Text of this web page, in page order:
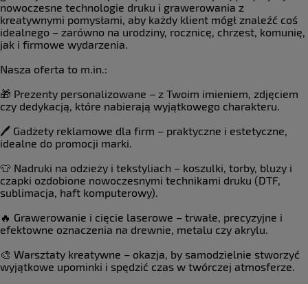
nowoczesne technologie druku i grawerowania z
kreatywnymi pomysłami, aby każdy klient mógł znaleźć coś
idealnego – zarówno na urodziny, rocznicę, chrzest, komunię,
jak i firmowe wydarzenia.
Nasza oferta to m.in.:
🎁 Prezenty personalizowane – z Twoim imieniem, zdjęciem
czy dedykacją, które nabierają wyjątkowego charakteru.
🖊 Gadżety reklamowe dla firm – praktyczne i estetyczne,
idealne do promocji marki.
👕 Nadruki na odzieży i tekstyliach – koszulki, torby, bluzy i
czapki ozdobione nowoczesnymi technikami druku (DTF,
sublimacja, haft komputerowy).
🔥 Grawerowanie i cięcie laserowe – trwałe, precyzyjne i
efektowne oznaczenia na drewnie, metalu czy akrylu.
🎨 Warsztaty kreatywne – okazja, by samodzielnie stworzyć
wyjątkowe upominki i spędzić czas w twórczej atmosferze.